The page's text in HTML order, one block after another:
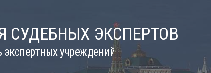
СУДЕБНЫХ ЭКСПЕРТОВ
экспертных учреждений